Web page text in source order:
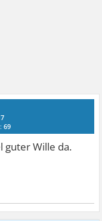
69
guter Wille da.